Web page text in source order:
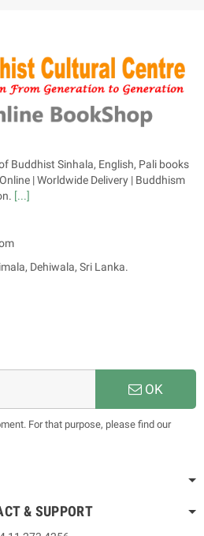
Buddhist Sinhala, English, Pali books
| Worldwide Delivery | Buddhism
[...]
Dehiwala, Sri Lanka.
OK
For that purpose, please find our
& SUPPORT